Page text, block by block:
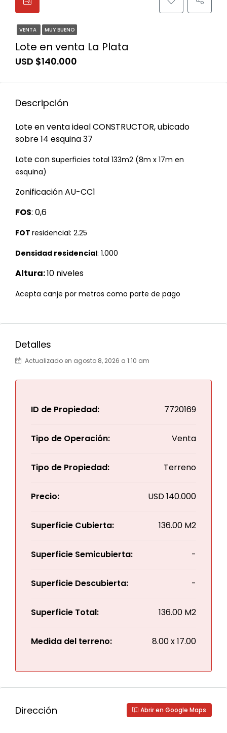
VENTA MUY BUENO
Lote en venta La Plata
USD $140.000
Descripción
Lote en venta ideal CONSTRUCTOR, ubicado
sobre 14 esquina 37
Lote con superficies total 133m2 (8m x 17m en
esquina)
Zonificación AU-CC1
FOS: 0,6
FOT residencial: 2.25
Densidad residencial: 1.000
Altura:10 niveles
Acepta canje por metros como parte de pago
Detalles
Actualizado en agosto 8, 2026 a 1:10 am
ID de Propiedad: 7720169
Tipo de Operación: Venta
Tipo de Propiedad: Terreno
Precio: USD140.000
Superficie Cubierta: 136.00 M2
Superficie Semicubierta: -
Superficie Descubierta: -
Superficie Total: 136.00 M2
Medida del terreno: 8.00 x 17.00
Dirección Abrir en Google Maps